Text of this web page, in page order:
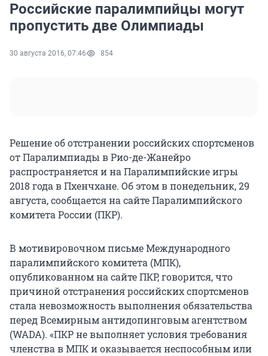
Российские паралимпийцы могут
пропустить две Олимпиады
30 августа 2016, 07:46 854
Решение об отстранении российских спортсменов
от Паралимпиады в Рио-де-Жанейро
распространяется и на Паралимпийские игры
2018 года в Пхенчхане. Об этом в понедельник, 29
августа, сообщается на сайте Паралимпийского
комитета России (ПКР).
В мотивировочном письме Международного
паралимпийского комитета (МПК),
опубликованном на сайте ПКР, говорится, что
причиной отстранения российских спортсменов
стала невозможность выполнения обязательства
перед Всемирным антидопинговым агентством
(WADA). «ПКР не выполняет условия требования
членства в МПК и оказывается неспособным или